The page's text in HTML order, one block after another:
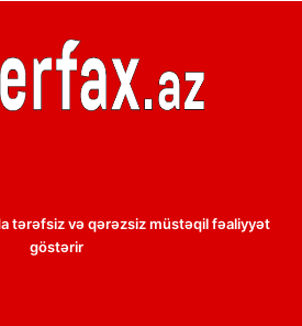
tərəfsiz və qərəzsiz müstəqil fəaliyyət
göstərir